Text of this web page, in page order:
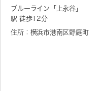
ブルーライン「 上永谷」
駅 徒歩12分
住所：横浜市港南区野庭町